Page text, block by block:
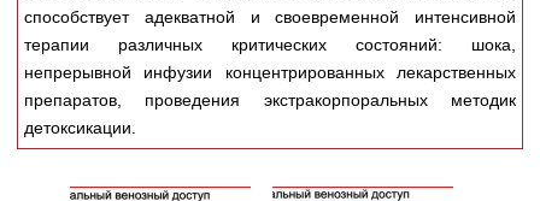
Новости (244)
Медицинская стандартизация
Нормативы экстренной и неотложной помощи
Нормы лабораторных и инструментальных
способствует адекватной и своевременной интенсивной
терапии различных критических состояний: шока,
непрерывной инфузии концентрированных лекарственных
препаратов, проведения экстракорпоральных методик
детоксикации.